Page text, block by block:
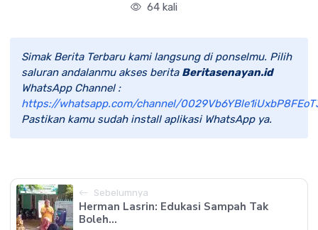
64 kali
Simak Berita Terbaru kami langsung di ponselmu. Pilih
saluran andalanmu akses berita Beritasenayan.id
WhatsApp Channel :
https://whatsapp.com/channel/
Pastikan kamu sudah install aplikasi WhatsApp ya.
Sebelumnya
Herman Lasrin: Edukasi Sampah Tak
Boleh...